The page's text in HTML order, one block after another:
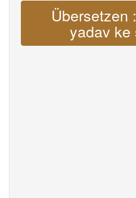
Übersetzen
yadav ke